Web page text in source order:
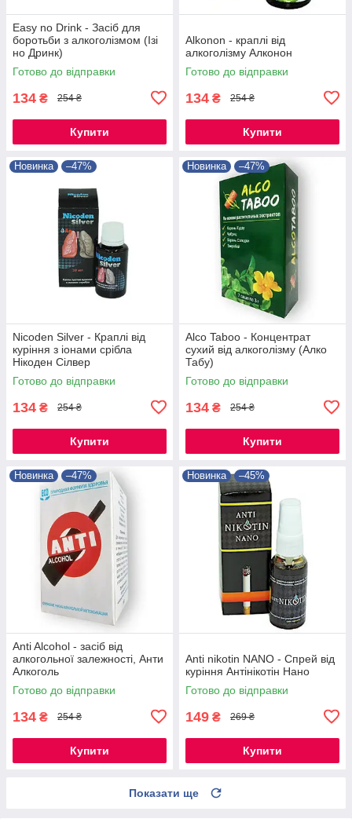
Easy no Drink - Засіб для
боротьби з алкоголізмом (Ізі
но Дринк)
Готово до відправки
134 ₴ 254 ₴
Купити
Alkonon - краплі від
алкоголізму Алконон
Готово до відправки
134 ₴ 254 ₴
Купити
Новинка –47%
Nicoden Silver - Краплі від
куріння з іонами срібла
Нікоден Сілвер
Готово до відправки
134 ₴ 254 ₴
Купити
Новинка –47%
Alco Taboo - Концентрат
сухий від алкоголізму (Алко
Табу)
Готово до відправки
134 ₴ 254 ₴
Купити
Новинка –47%
Anti Alcohol - засіб від
алкогольної залежності, Анти
Алкоголь
Готово до відправки
134 ₴ 254 ₴
Купити
Новинка –45%
Anti nikotin NANO - Спрей від
куріння Антінікотін Нано
Готово до відправки
149 ₴ 269 ₴
Купити
Показати ще